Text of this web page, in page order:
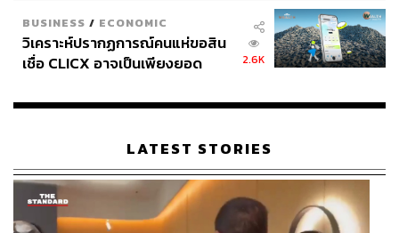
กล้ายอมรับว่าโลกเปลี่ยนไปแล้ว ไทยอยู่ตรงไหน และสิ่งที่เคย
ทำมาไม่อาจทำให้เราเดินหน้าต่อไปได้ เครื่องจักรเศรษฐกิจที่
มีอยู่เดิมกำลังเก่า และการเปลี่ยนผ่านอำนาจเชิงการเมืองไม่
ได้เปลี่ยนผ่านในชั่วข้ามคืน
ทำความเข้าใจบริบทของโลก เข้าใจประเทศไทยอย่างลึกซึ้ง
ในอุตสาหกรรมที่เกี่ยวข้องกับเมกะเทรนด์ หรือกระแสของ
โลกที่กำลังเปลี่ยนแปลงไป
BUSINESS / ECONOMIC
วิเคราะห์ปรากฏการณ์คนแห่ขอสิน
เชื่อ CLICX อาจเป็นเพียงยอด
เรือนไทยที่ถูกซุกไว้
2.6K
LATEST STORIES